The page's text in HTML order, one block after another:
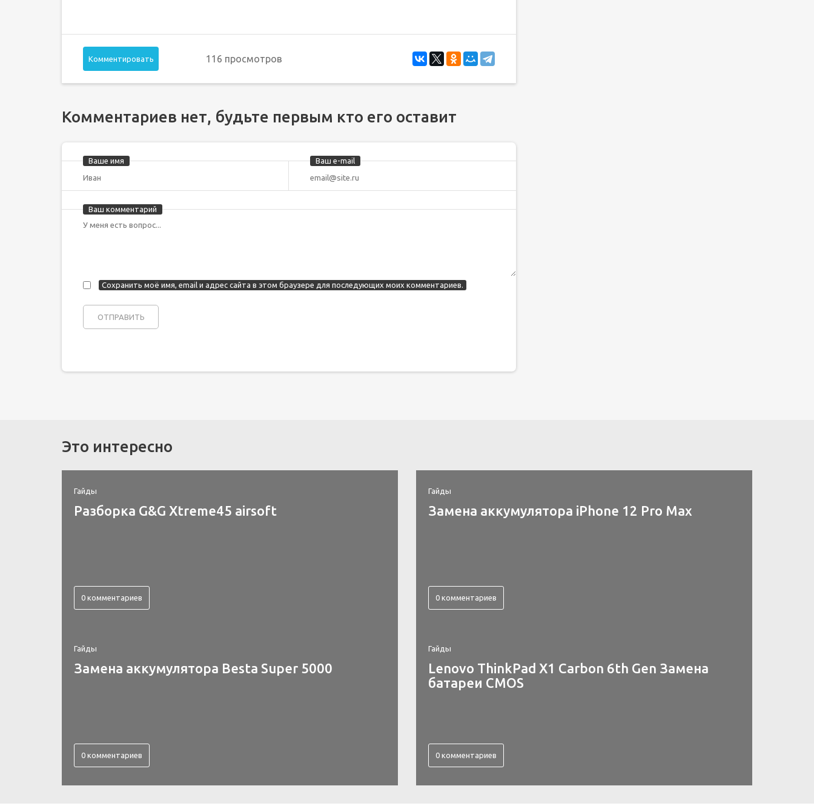
Комментировать 116 просмотров
Комментариев нет, будьте первым кто его оставит
Ваше имя Ваш e-mail
Ваш комментарий
Сохранить моё имя, email и адрес сайта в этом браузере для последующих моих комментариев.
Это интересно
Гайды
Разборка G&G Xtreme45 airsoft
0 комментариев
Гайды
Замена аккумулятора iPhone 12 Pro Max
0 комментариев
Гайды
Замена аккумулятора Besta Super 5000
0 комментариев
Гайды
Lenovo ThinkPad X1 Carbon 6th Gen Замена
батареи CMOS
0 комментариев